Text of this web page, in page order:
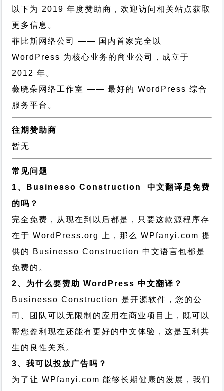
以下为 2019 年度赞助商，欢迎访问相关站点获取
更多信息。
菲比斯网络公司
—— 国内首家完全以
WordPress 为核心业务的商业公司，成立于
2012 年。
薇晓朵网络工作室 —— 最好的 WordPress 综合
服务平台。
往期赞助商
暂无
常见问题
1、Businesso Construction 中文翻译是免费
的吗？
完全免费，从现在到以后都是，只要这款源程序存
在于 WordPress.org 上，那么 WPfanyi.com 提
供的 Businesso Construction 中文语言包都是
免费的。
2、为什么要赞助 WordPress 中文翻译？
Businesso Construction 是开源软件，您的公
司、团队可以无限制的应用在商业项目上，既可以
帮您盈利现在还能有更好的中文体验，这是互利共
生的良性关系。
3、我可以投放广告吗？
为了让 WPfanyi.com 能够长期健康的发展，我们